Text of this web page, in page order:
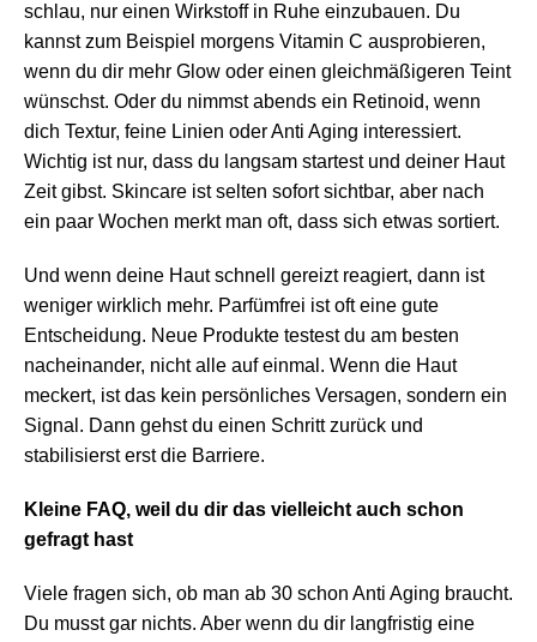
schlau, nur einen Wirkstoff in Ruhe einzubauen. Du
kannst zum Beispiel morgens Vitamin C ausprobieren,
wenn du dir mehr Glow oder einen gleichmäßigeren Teint
wünschst. Oder du nimmst abends ein Retinoid, wenn
dich Textur, feine Linien oder Anti Aging interessiert.
Wichtig ist nur, dass du langsam startest und deiner Haut
Zeit gibst. Skincare ist selten sofort sichtbar, aber nach
ein paar Wochen merkt man oft, dass sich etwas sortiert.
Und wenn deine Haut schnell gereizt reagiert, dann ist
weniger wirklich mehr. Parfümfrei ist oft eine gute
Entscheidung. Neue Produkte testest du am besten
nacheinander, nicht alle auf einmal. Wenn die Haut
meckert, ist das kein persönliches Versagen, sondern ein
Signal. Dann gehst du einen Schritt zurück und
stabilisierst erst die Barriere.
Kleine FAQ, weil du dir das vielleicht auch schon
gefragt hast
Viele fragen sich, ob man ab 30 schon Anti Aging braucht.
Du musst gar nichts. Aber wenn du dir langfristig eine